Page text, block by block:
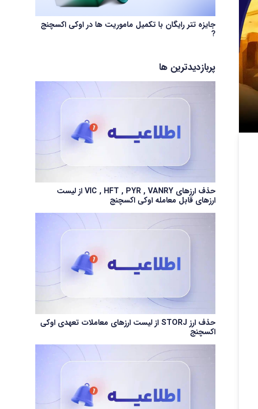
جایزه تتر رایگان با تکمیل ماموریت ها در اوکی اکسچنج
?
پربازدیدترین ها
حذف ارزهای VIC , HFT , PYR , VANRY از لیست
ارزهای قابل معامله اوکی اکسچنج
حذف ارز STORJ از لیست ارزهای معاملات تعهدی اوکی
اکسچنج